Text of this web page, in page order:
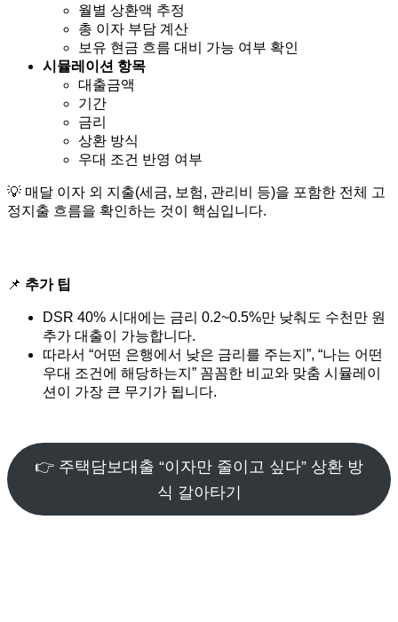
월별 상환액 추정
총 이자 부담 계산
보유 현금 흐름 대비 가능 여부 확인
시뮬레이션 항목
대출금액
기간
금리
상환 방식
우대 조건 반영 여부
💡 매달 이자 외 지출(세금, 보험, 관리비 등)을 포함한 전체 고
정지출 흐름을 확인하는 것이 핵심입니다.
📌 추가 팁
DSR 40% 시대에는 금리 0.2~0.5%만 낮춰도 수천만 원
추가 대출이 가능합니다.
따라서 “어떤 은행에서 낮은 금리를 주는지”, “나는 어떤
우대 조건에 해당하는지” 꼼꼼한 비교와 맞춤 시뮬레이
션이 가장 큰 무기가 됩니다.
👉 주택담보대출 “이자만 줄이고 싶다” 상환 방
식 갈아타기